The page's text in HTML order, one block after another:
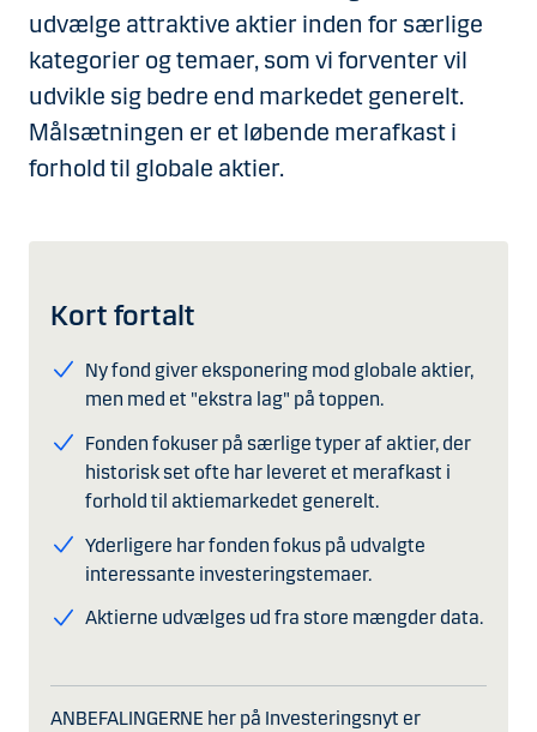
udvælge attraktive aktier inden for særlige
kategorier og temaer, som vi forventer vil
udvikle sig bedre end markedet generelt.
Målsætningen er et løbende merafkast i
forhold til globale aktier.
Kort fortalt
Ny fond giver eksponering mod globale aktier,
men med et "ekstra lag" på toppen.
Fonden fokuser på særlige typer af aktier, der
historisk set ofte har leveret et merafkast i
forhold til aktiemarkedet generelt.​
Yderligere har fonden fokus på udvalgte
interessante investeringstemaer.
Aktierne udvælges ud fra store mængder data.
ANBEFALINGERNE her på Investeringsnyt er